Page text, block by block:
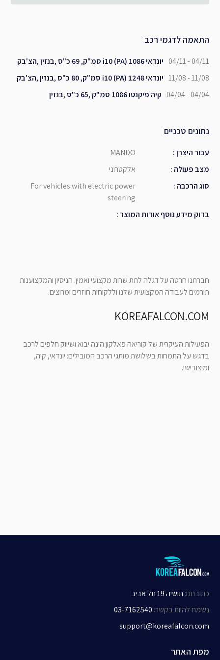
התאמה לדגמי רכב
יונדאי i10 (PA) 1086 סמ"ק, 69 כ"ס ,בנזין ,הצ'בק 04/11 - 04/11
יונדאי i10 (PA) 1248 סמ"ק, 80 כ"ס ,בנזין ,הצ'בק 11/08 - 11/08
קיה פיקנטו 1086 סמ"ק ,65 כ"ס ,בנזין 04/04 - 04/04
נתונים טכניים
MANDO :עבור היצרן
אלקטרוני
: מצב פעולה
For vehicles with electric power
steering
: סוג הרכבה
:בדוק מידע נוסף אודות המוצר
חברתנו חרטה על דגלה לתת שרות מקצועי ואמין. הניסיון והמקצוענות
תורמים לעבודה המקצועית שלנו וללקוחות חוזרים ומרוצים.
KOREAFALCON.COM
הפעילות העיקרית של קוריאה פאלקון הינה יבוא ושיווק חלפים לרכב
בדגש על התמחות בשלושת מותגי הרכב המובילים: יונדאי, קיה,
ומיצובישי.
מפת האתר
תושיה 19 תל אביב :כתובתנו
03-7162540 :נשמח להיות בקשר
support@koreafalcon.com